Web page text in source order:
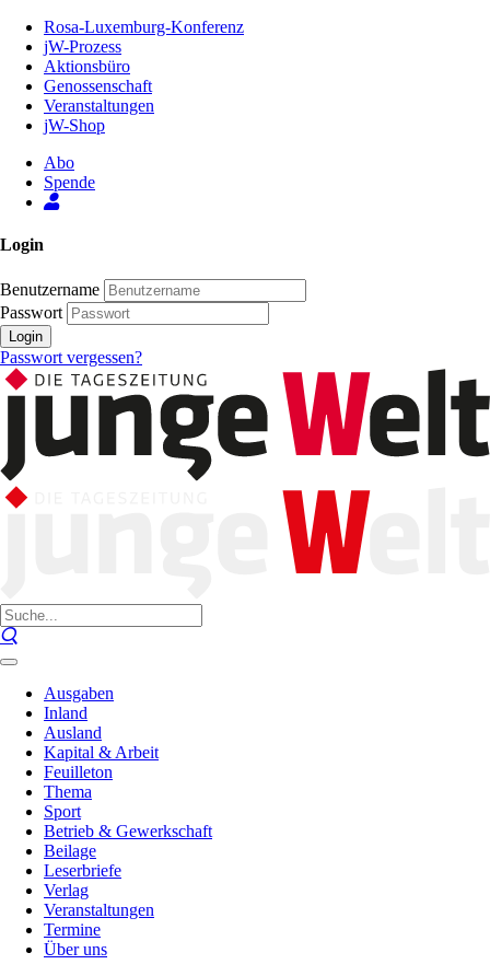
Inhalt
Seite
Rosa-Luxemburg-Konferenz
jW-Prozess
Aktionsbüro
Genossenschaft
Veranstaltungen
jW-Shop
Abo
Spende
Login
Benutzername
Passwort
Login
Passwort vergessen?
Ausgaben
Inland
Ausland
Kapital & Arbeit
Feuilleton
Thema
Sport
Betrieb & Gewerkschaft
Beilage
Leserbriefe
Verlag
Veranstaltungen
Termine
Über uns